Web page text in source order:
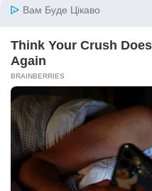
Розваги
Садівництво та рослини
Сантехніка
Своїми руками